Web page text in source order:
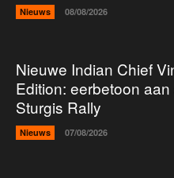
Nieuws 08/08/2026
Nieuwe Indian Chief
Edition: eerbetoon
Sturgis Rally
Nieuws 07/08/2026